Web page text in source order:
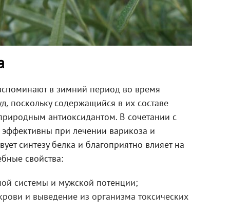
в зимний период во время
поскольку содержащийся в их составе
антиоксидантом. В сочетании с
при лечении варикоза и
синтезу белка и благоприятно влияет на
свойства:
системы и мужской потенции;
и выведение из организма токсических